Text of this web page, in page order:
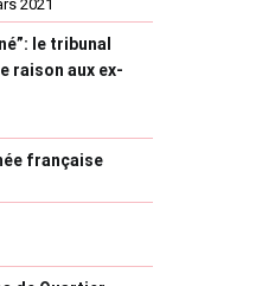
2021
le tribunal
raison aux ex-
française